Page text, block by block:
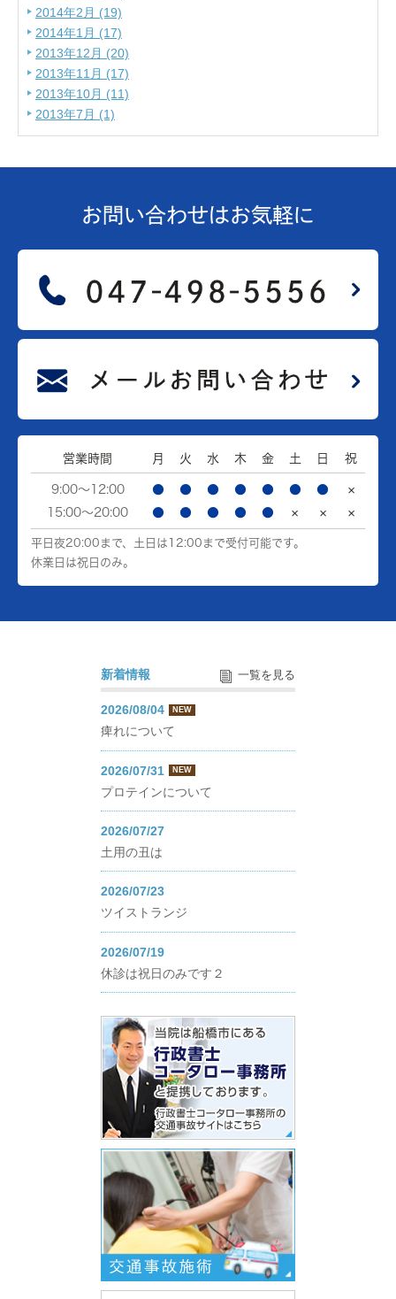
2014年2月 (19)
2014年1月 (17)
2013年12月 (20)
2013年11月 (17)
2013年10月 (11)
2013年7月 (1)
お問い合わせはお気軽に
営業時間 月 火 水 木 金 土 日 祝
9:00～12:00 ● ● ● ● ● ● ●
×
15:00～20:00
● ● ● ● ● × × ×
平日夜20:00まで、土日は12:00まで受付可能です。
休業日は祝日のみ。
新着情報 一覧を見る
2026/08/04 NEW
痺れについて
2026/07/31 NEW
プロテインについて
2026/07/27
土用の丑は
2026/07/23
ツイストランジ
2026/07/19
休診は祝日のみです２